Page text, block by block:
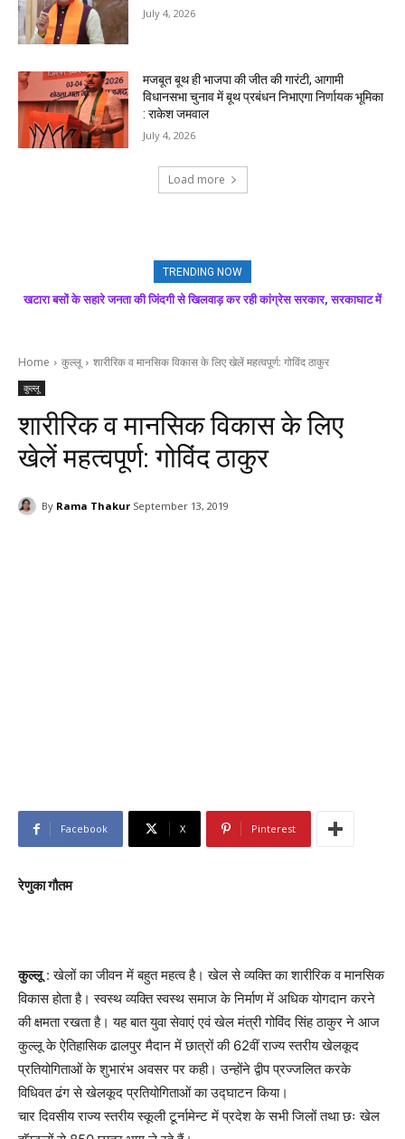
July 4, 2026
मजबूत बूथ ही भाजपा की जीत की गारंटी, आगामी
विधानसभा चुनाव में बूथ प्रबंधन निभाएगा निर्णायक भूमिका
: राकेश जमवाल
July 4, 2026
Load more